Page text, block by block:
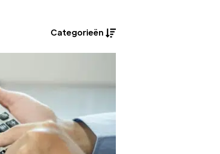
Categorieën